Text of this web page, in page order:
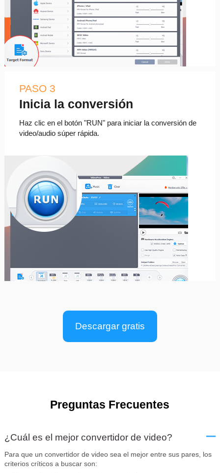
PASO 3
Inicia la conversión
Haz clic en el botón "RUN" para iniciar la conversión de
video/audio súper rápida.
Descargar gratis
Preguntas Frecuentes
¿Cuál es el mejor convertidor de video?
Para que un convertidor de video sea el mejor entre sus pares, los
criterios críticos a buscar son: